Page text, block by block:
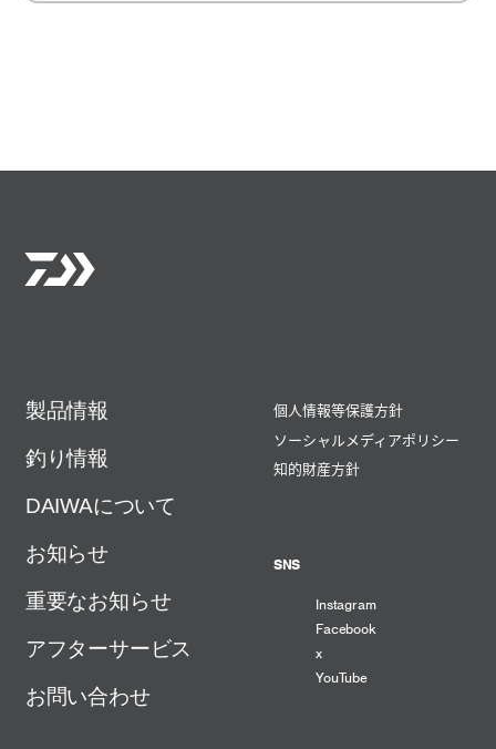
製品情報
釣り情報
DAIWAについて
お知らせ
重要なお知らせ
アフターサービス
お問い合わせ
個人情報等保護方針
ソーシャルメディアポリシー
知的財産方針
SNS
Instagram
Facebook
x
YouTube